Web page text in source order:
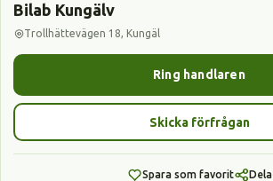
Bilab Kungälv
Trollhättevägen 18, Kungäl
Ring handlaren
Skicka förfrågan
Spara som favorit Dela